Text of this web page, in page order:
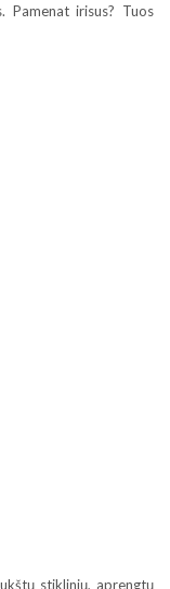
Pamenat irisus? Tuos
stiklinių, aprengtų